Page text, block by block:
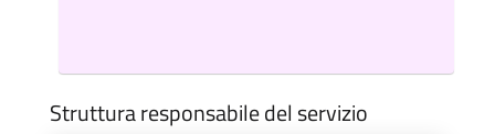
Struttura responsabile del servizio